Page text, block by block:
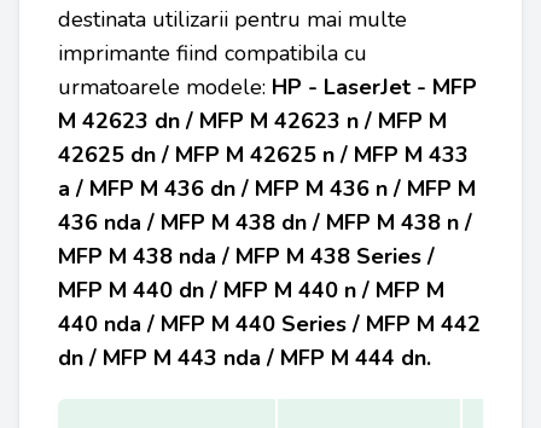
destinata utilizarii pentru mai multe
imprimante fiind compatibila cu
urmatoarele modele: HP - LaserJet - MFP
M 42623 dn / MFP M 42623 n / MFP M
42625 dn / MFP M 42625 n / MFP M 433
a / MFP M 436 dn / MFP M 436 n / MFP M
436 nda / MFP M 438 dn / MFP M 438 n /
MFP M 438 nda / MFP M 438 Series /
MFP M 440 dn / MFP M 440 n / MFP M
440 nda / MFP M 440 Series / MFP M 442
dn / MFP M 443 nda / MFP M 444 dn.